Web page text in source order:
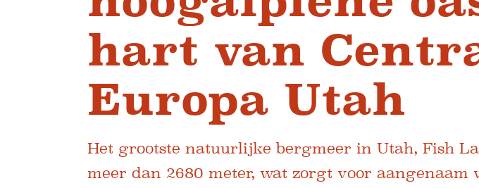
hart van
Europa Utah
Het grootste natuurlijke bergmeer in Utah, Fish
meer dan 2680 meter, wat zorgt voor aangenaam